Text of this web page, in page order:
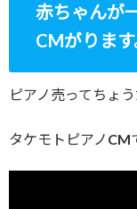
赤ちゃんが
CMがります
ピアノ売ってちょ
タケモトピアノCM